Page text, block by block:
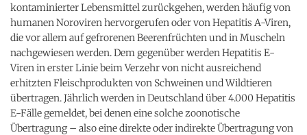
kontaminierter Lebensmittel zurückgehen, werden häufig von
humanen Noroviren hervorgerufen oder von Hepatitis A-Viren,
die vor allem auf gefrorenen Beerenfrüchten und in Muscheln
nachgewiesen werden. Dem gegenüber werden Hepatitis E-
Viren in erster Linie beim Verzehr von nicht ausreichend
erhitzten Fleischprodukten von Schweinen und Wildtieren
übertragen. Jährlich werden in Deutschland über 4.000 Hepatitis
E-Fälle gemeldet, bei denen eine solche zoonotische
Übertragung – also eine direkte oder indirekte Übertragung von